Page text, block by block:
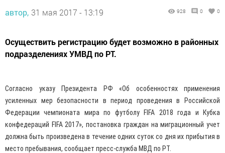
автор, 31 мая 2017 - 13:19 928 0 0
Осуществить регистрацию будет возможно в районных
подразделениях УМВД по РТ.
Согласно указу Президента РФ «Об особенностях применения
усиленных мер безопасности в период проведения в Российской
Федерации чемпионата мира по футболу FIFA 2018 года и Кубка
конфедераций FIFA 2017», постановка граждан на миграционный учет
должна быть произведена в течение одних суток со дня их прибытия в
место пребывания, сообщает пресс-служба МВД по РТ.